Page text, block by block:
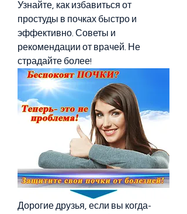
Узнайте, как избавиться от
простуды в почках быстро и
эффективно. Советы и
рекомендации от врачей. Не
страдайте более!
Дорогие друзья, если вы когда-